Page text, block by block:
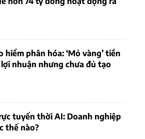
hiểm phân hóa: ‘Mỏ vàng’ tiền
nhuận nhưng chưa đủ tạo
tuyến thời AI: Doanh nghiệp
thế nào?